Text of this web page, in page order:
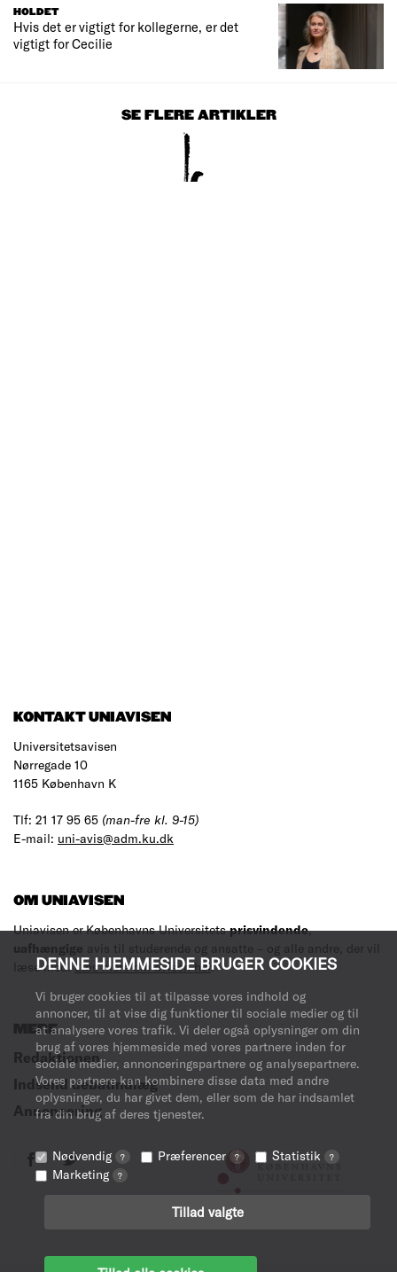
DENNE HJEMMESIDE BRUGER COOKIES
Vi bruger cookies til at tilpasse vores indhold og
annoncer, til at vise dig funktioner til sociale medier og til
at analysere vores trafik. Vi deler også oplysninger om din
brug af vores hjemmeside med vores partnere inden for
sociale medier, annonceringspartnere og analysepartnere.
Vores partnere kan kombinere disse data med andre
oplysninger, du har givet dem, eller som de har indsamlet
fra din brug af deres tjenester.
Nødvendig ? Præferencer ? Statistik ?
Marketing ?
Tillad valgte
HOLDET
Hvis det er vigtigt for kollegerne, er det
vigtigt for Cecilie
SE FLERE ARTIKLER
KONTAKT UNIAVISEN
Universitetsavisen
Nørregade 10
1165 København K
Tlf: 21 17 95 65 (man-fre kl. 9-15)
E-mail: uni-avis@adm.ku.dk
OM UNIAVISEN
Uniavisen er Københavns Universitetsprisvindende,
uafhængige avis til studerende og ansatte – og alle andre, der vil
læse med.Læs mere om avisen her.
MERE
Redaktionen
Indsend debatindlæg
Annoncering